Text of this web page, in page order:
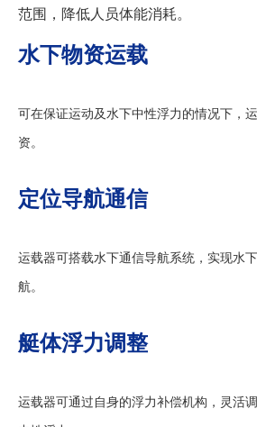
范围，降低人员体能消耗。
水下物资运载
可在保证运动及水下中性浮力的情况下，
资。
定位导航通信
运载器可搭载水下通信导航系统，实现水
航。
艇体浮力调整
运载器可通过自身的浮力补偿机构，灵活